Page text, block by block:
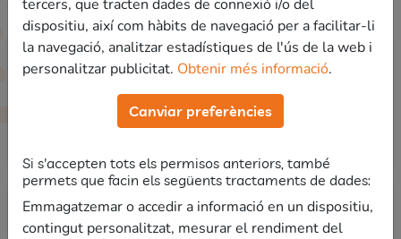
competencial de los Agentes Rurales.
Módulo Introducción
Módulo Test de competencias
tercers, que tracten dades de connexió i/o del
dispositiu, així com hàbits de navegació per a facilitar-li
la navegació, analitzar estadístiques de l'ús de la web i
personalitzar publicitat. Obtenir més informació.
Canviar preferències
Si s'accepten tots els permisos anteriors, també
permets que facin els següents tractaments de dades:
Emmagatzemar o accedir a informació en un dispositiu,
contingut personalitzat, mesurar el rendiment del